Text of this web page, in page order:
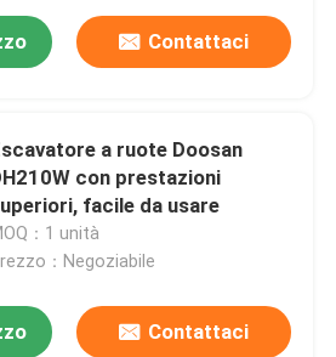
Contattaci
a ruote Doosan
con prestazioni
facile da usare
：1 unità
：Negoziabile
Contattaci